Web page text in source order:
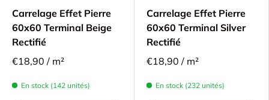
Carrelage Effet Pierre
60x60 Terminal Beige
Rectifié
€18,90 / m²
En stock (142 unités)
Carrelage Effet Pierre
60x60 Terminal Silver
Rectifié
€18,90 / m²
En stock (232 unités)